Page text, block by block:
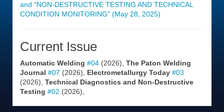
and "NON-DESTRUCTIVE TESTING AND TECHNICAL
CONDITION MONITORING" (May 28, 2025)
Current Issue
Automatic Welding #04 (2026), The Paton Welding
Journal #07 (2026), Electrometallurgy Today #03
(2026), Technical Diagnostics and Non-Destructive
Testing #02 (2026),